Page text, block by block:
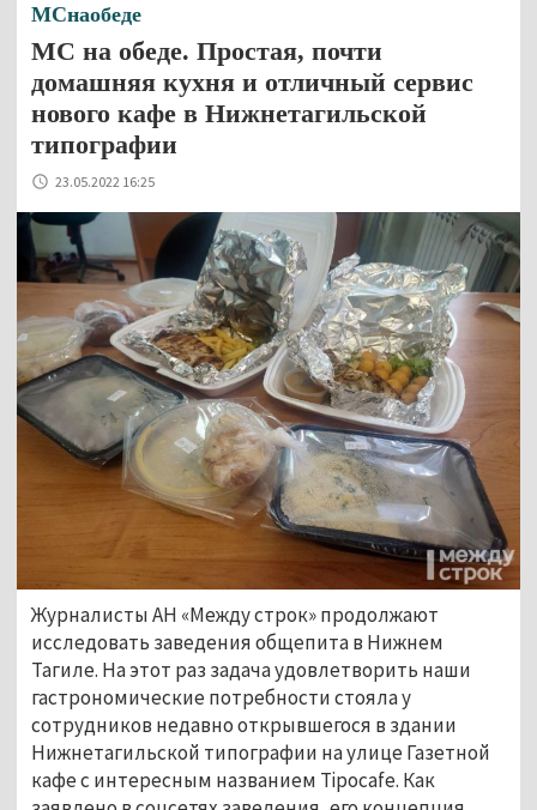
МСнаобеде
МС на обеде. Простая, почти
домашняя кухня и отличный сервис
нового кафе в Нижнетагильской
типографии
23.05.2022 16:25
Журналисты АН «Между строк» продолжают
исследовать заведения общепита в Нижнем
Тагиле. На этот раз задача удовлетворить наши
гастрономические потребности стояла у
сотрудников недавно открывшегося в здании
Нижнетагильской типографии на улице Газетной
кафе с интересным названием Tipocafe. Как